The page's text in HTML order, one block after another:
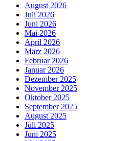
August 2026
Juli 2026
Juni 2026
Mai 2026
April 2026
März 2026
Februar 2026
Januar 2026
Dezember 2025
November 2025
Oktober 2025
September 2025
August 2025
Juli 2025
Juni 2025